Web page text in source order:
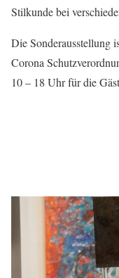
Stilkunde bei
Die Sonderausstellung
Corona
10 – 18 Uhr für die